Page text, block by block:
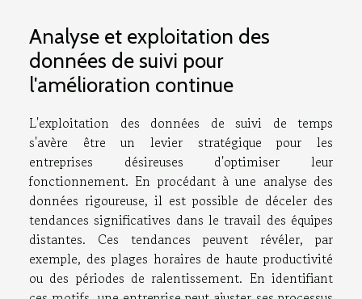
Analyse et exploitation des
données de suivi pour
l'amélioration continue
L'exploitation des données de suivi de temps
s'avère être un levier stratégique pour les
entreprises désireuses d'optimiser leur
fonctionnement. En procédant à une analyse des
données rigoureuse, il est possible de déceler des
tendances significatives dans le travail des équipes
distantes. Ces tendances peuvent révéler, par
exemple, des plages horaires de haute productivité
ou des périodes de ralentissement. En identifiant